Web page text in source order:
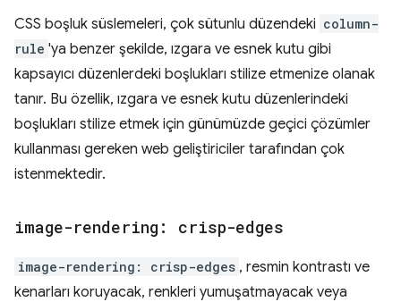
CSS boşluk süslemeleri, çok sütunlu düzendeki column-
rule 'ya benzer şekilde, ızgara ve esnek kutu gibi
kapsayıcı düzenlerdeki boşlukları stilize etmenize olanak
tanır. Bu özellik, ızgara ve esnek kutu düzenlerindeki
boşlukları stilize etmek için günümüzde geçici çözümler
kullanması gereken web geliştiriciler tarafından çok
istenmektedir.
image-rendering: crisp-edges
image-rendering: crisp-edges , resmin kontrastı ve
kenarları koruyacak, renkleri yumuşatmayacak veya